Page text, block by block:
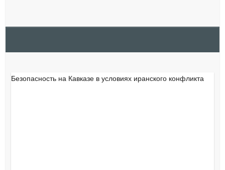
Безопасность на Кавказе в условиях иранского конфликта